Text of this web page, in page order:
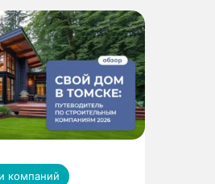
компаний